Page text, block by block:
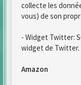
collecte les
vous) de son
- Widget Twitter:
widget de Twitter.
Amazon